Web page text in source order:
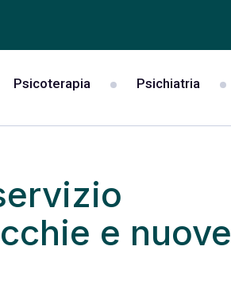
Psicoterapia Psichiatria
e nuove